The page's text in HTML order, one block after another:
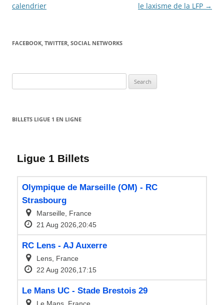
calendrier
le laxisme de la LFP →
FACEBOOK, TWITTER, SOCIAL NETWORKS
for:
BILLETS LIGUE 1 EN LIGNE